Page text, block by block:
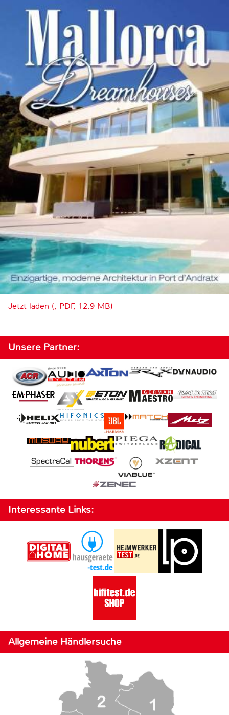
Jetzt laden (, PDF, 12.9 MB)
Unsere Partner:
Interessante Links:
Allgemeine Händlersuche